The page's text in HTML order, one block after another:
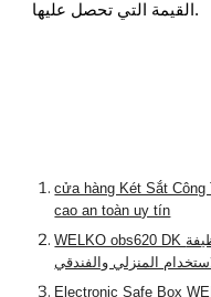
القيمة التي تحصل عليها.
cửa hàng Két Sắt
cao an toàn uy tín
WELKO obs620 DK فولاذ إلكتروني مقاوم للحريق أزرق مع وظيفة
المنزلي والفندقي
Electronic Safe Box